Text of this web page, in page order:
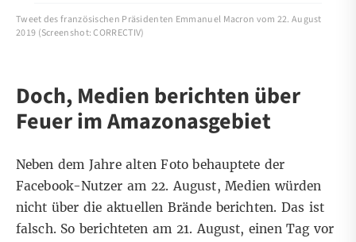
Tweet des französischen Präsidenten Emmanuel Macron vom 22. August
2019 (Screenshot: CORRECTIV)
Doch, Medien berichten über
Feuer im Amazonasgebiet
Neben dem Jahre alten Foto behauptete der
Facebook-Nutzer am 22. August, Medien würden
nicht über die aktuellen Brände berichten. Das ist
falsch. So berichteten am 21. August, einen Tag vor